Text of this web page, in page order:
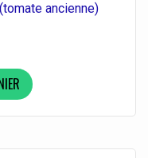
ancienne)